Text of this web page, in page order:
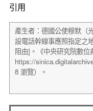
引用